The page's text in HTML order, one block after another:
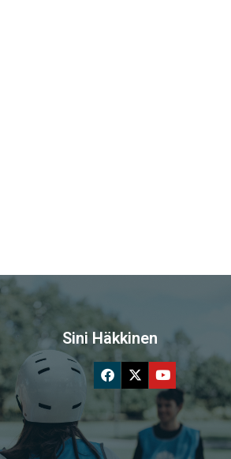
Sini Häkkinen